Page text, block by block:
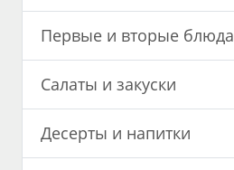
Первые и вторые блюда
Салаты и закуски
Десерты и напитки